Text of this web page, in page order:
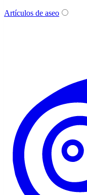
Artículos de aseo